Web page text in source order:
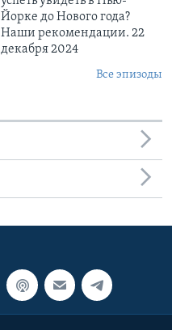
Йорке до Нового года?
Наши рекомендации. 22
декабря 2024
Все эпизоды